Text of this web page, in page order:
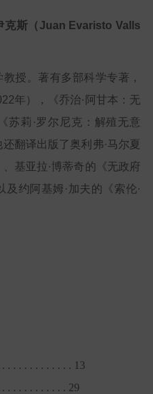
克斯（Juan Evaristo Valls
授。著有多部科学专著，
年），《乔治·阿甘本：无
苏莉·罗尔尼克：解殖无意
翻译出版了奥利弗·马尔夏
基亚拉·博蒂奇的《无政府
约阿基姆·加夫的《索伦·
. . . . . . . . . . . . 13
. . . . . . . . . . . 29